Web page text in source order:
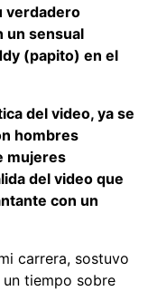
verdadero
un sensual
(papito) en el
del video, ya se
hombres
mujeres
del video que
con un
carrera, sostuvo
tiempo sobre